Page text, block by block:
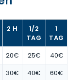
2 H
1/2
TAG
1
TAG
20€ 25€
40€
30€ 40€ 60€